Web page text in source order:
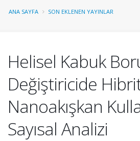
ANA SAYFA SON EKLENEN YAYINLAR
Helisel Kabuk
Değiştiricide
Nanoakışkan
Sayısal Analizi